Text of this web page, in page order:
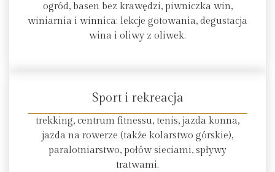
ogród, basen bez krawędzi, piwniczka win,
winiarnia i winnica; lekcje gotowania, degustacja
wina i oliwy z oliwek.
Sport i rekreacja
trekking, centrum fitnessu, tenis, jazda konna,
jazda na rowerze (także kolarstwo górskie),
paralotniarstwo, połów sieciami, spływy
tratwami.